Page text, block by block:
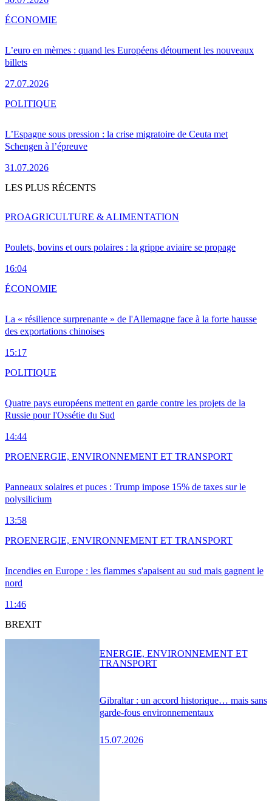
L’euro en mèmes : quand les Européens détournent les nouveaux
billets
27.07.2026
ÉCONOMIE
L’Espagne sous pression : la crise migratoire de Ceuta met
Schengen à l’épreuve
31.07.2026
POLITIQUE
LES PLUS RÉCENTS
Poulets, bovins et ours polaires : la grippe aviaire se propage
16:04
PROAGRICULTURE & ALIMENTATION
La « résilience surprenante » de l'Allemagne face à la forte hausse
des exportations chinoises
15:17
ÉCONOMIE
Quatre pays européens mettent en garde contre les projets de la
Russie pour l'Ossétie du Sud
14:44
POLITIQUE
Panneaux solaires et puces : Trump impose 15% de taxes sur le
polysilicium
13:58
PROENERGIE, ENVIRONNEMENT ET TRANSPORT
Incendies en Europe : les flammes s'apaisent au sud mais gagnent le
nord
11:46
PROENERGIE, ENVIRONNEMENT ET TRANSPORT
BREXIT
Gibraltar : un accord historique… mais sans
garde-fous environnementaux
15.07.2026
ENERGIE, ENVIRONNEMENT ET
TRANSPORT